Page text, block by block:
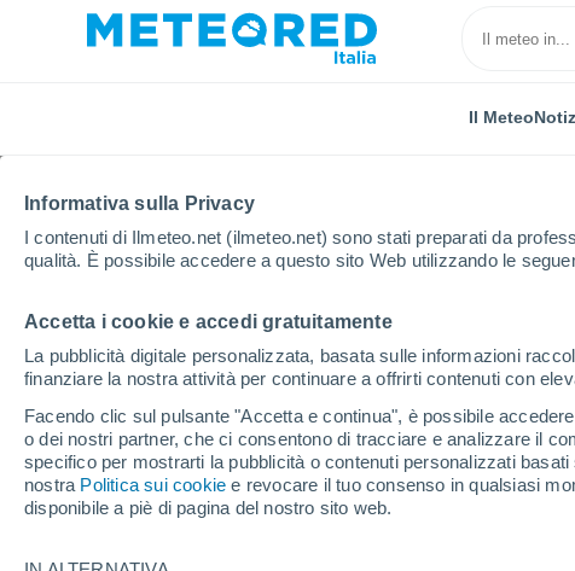
Informativa sulla Privacy
I contenuti di Ilmeteo.net (ilmeteo.net) sono stati preparati da
qualità. È possibile accedere a questo sito Web utilizzando le
Accetta i cookie e accedi gratuitamente
La pubblicità digitale personalizzata, basata sulle informazioni
finanziare la nostra attività per continuare a offrirti contenuti con
Facendo clic sul pulsante "Accetta e continua", è possibile
o dei nostri partner, che ci consentono di tracciare e analizzare il
specifico per mostrarti la pubblicità o contenuti personalizzati
nostra Politica sui cookie e revocare il tuo consenso in qualsiasi
disponibile a piè di pagina del nostro sito web.
Il Meteo
Dal sisma di Lisbona
calabrese del 1783: i